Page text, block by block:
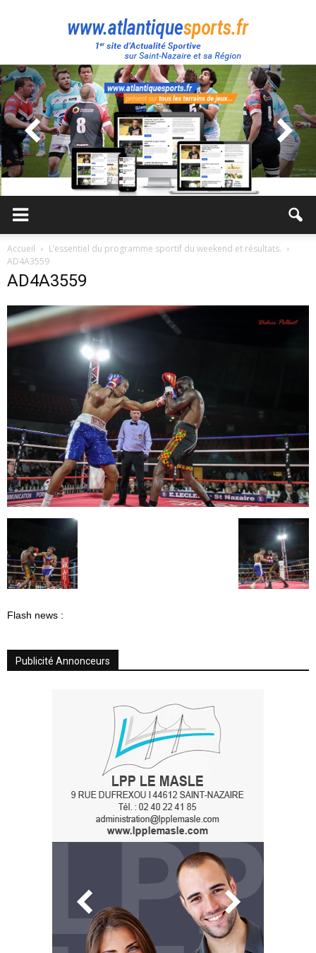
Atlantique
Sport
Accueil
L’essentiel du programme sportif du weekend et résultats.
AD4A3559
AD4A3559
Flash news :
Publicité Annonceurs